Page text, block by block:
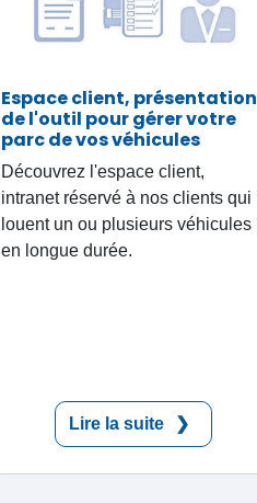
Espace client, présentation
de l'outil pour gérer votre
parc de vos véhicules
Découvrez l'espace client,
intranet réservé à nos clients qui
louent un ou plusieurs véhicules
en longue durée.
Lire la suite